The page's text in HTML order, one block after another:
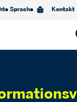
Sprache Kontakt